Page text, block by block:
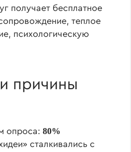
получает бесплатное
теплое
психологическую
причины
опроса: 80%
сталкивались с